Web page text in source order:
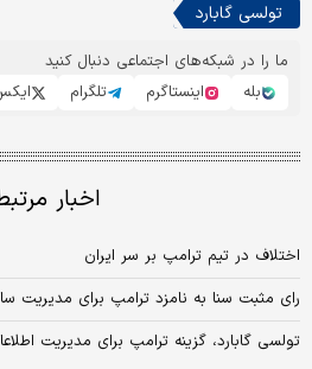
تولسی گابارد
ما را در شبکه‌های اجتماعی دنبال کنید
بله
اینستاگرم تلگرام
اخبار
اختلاف در تیم ترامپ بر سر ایران
رای مثبت سنا به نامزد ترامپ برای مدیریت
تولسی گابارد، گزینه ترامپ برای مدیریت